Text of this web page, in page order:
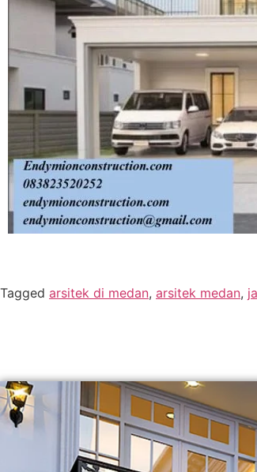
Tagged arsitek di medan, arsitek medan,